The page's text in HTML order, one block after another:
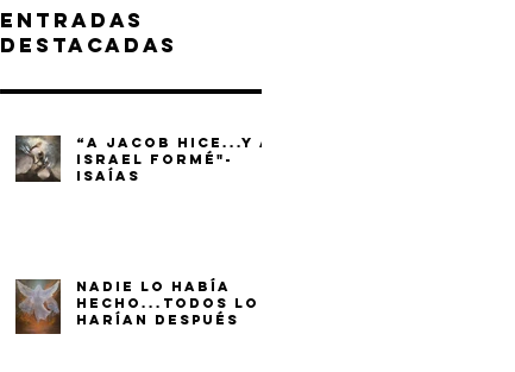
Entradas
destacadas
“A JACOB HICE...Y A
ISRAEL FORMÉ"-
ISAÍAS
NADIE LO HABÍA
HECHO...TODOS LO
HARÍAN DESPUÉS